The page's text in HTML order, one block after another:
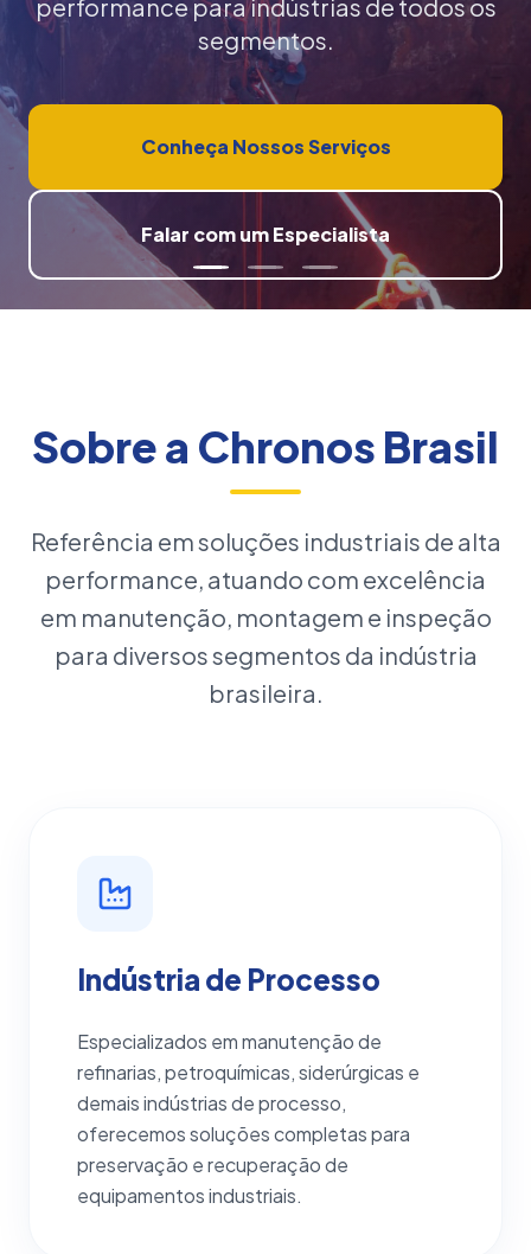
performance para indústrias de todos os
segmentos.
Conheça Nossos Serviços
Falar com um Especialista
Sobre a Chronos Brasil
Referência em soluções industriais de alta
performance, atuando com excelência
em manutenção, montagem e inspeção
para diversos segmentos da indústria
brasileira.
Indústria de Processo
Especializados em manutenção de
refinarias, petroquímicas, siderúrgicas e
demais indústrias de processo,
oferecemos soluções completas para
preservação e recuperação de
equipamentos industriais.